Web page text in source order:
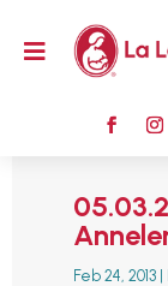

Feb 24, 2013